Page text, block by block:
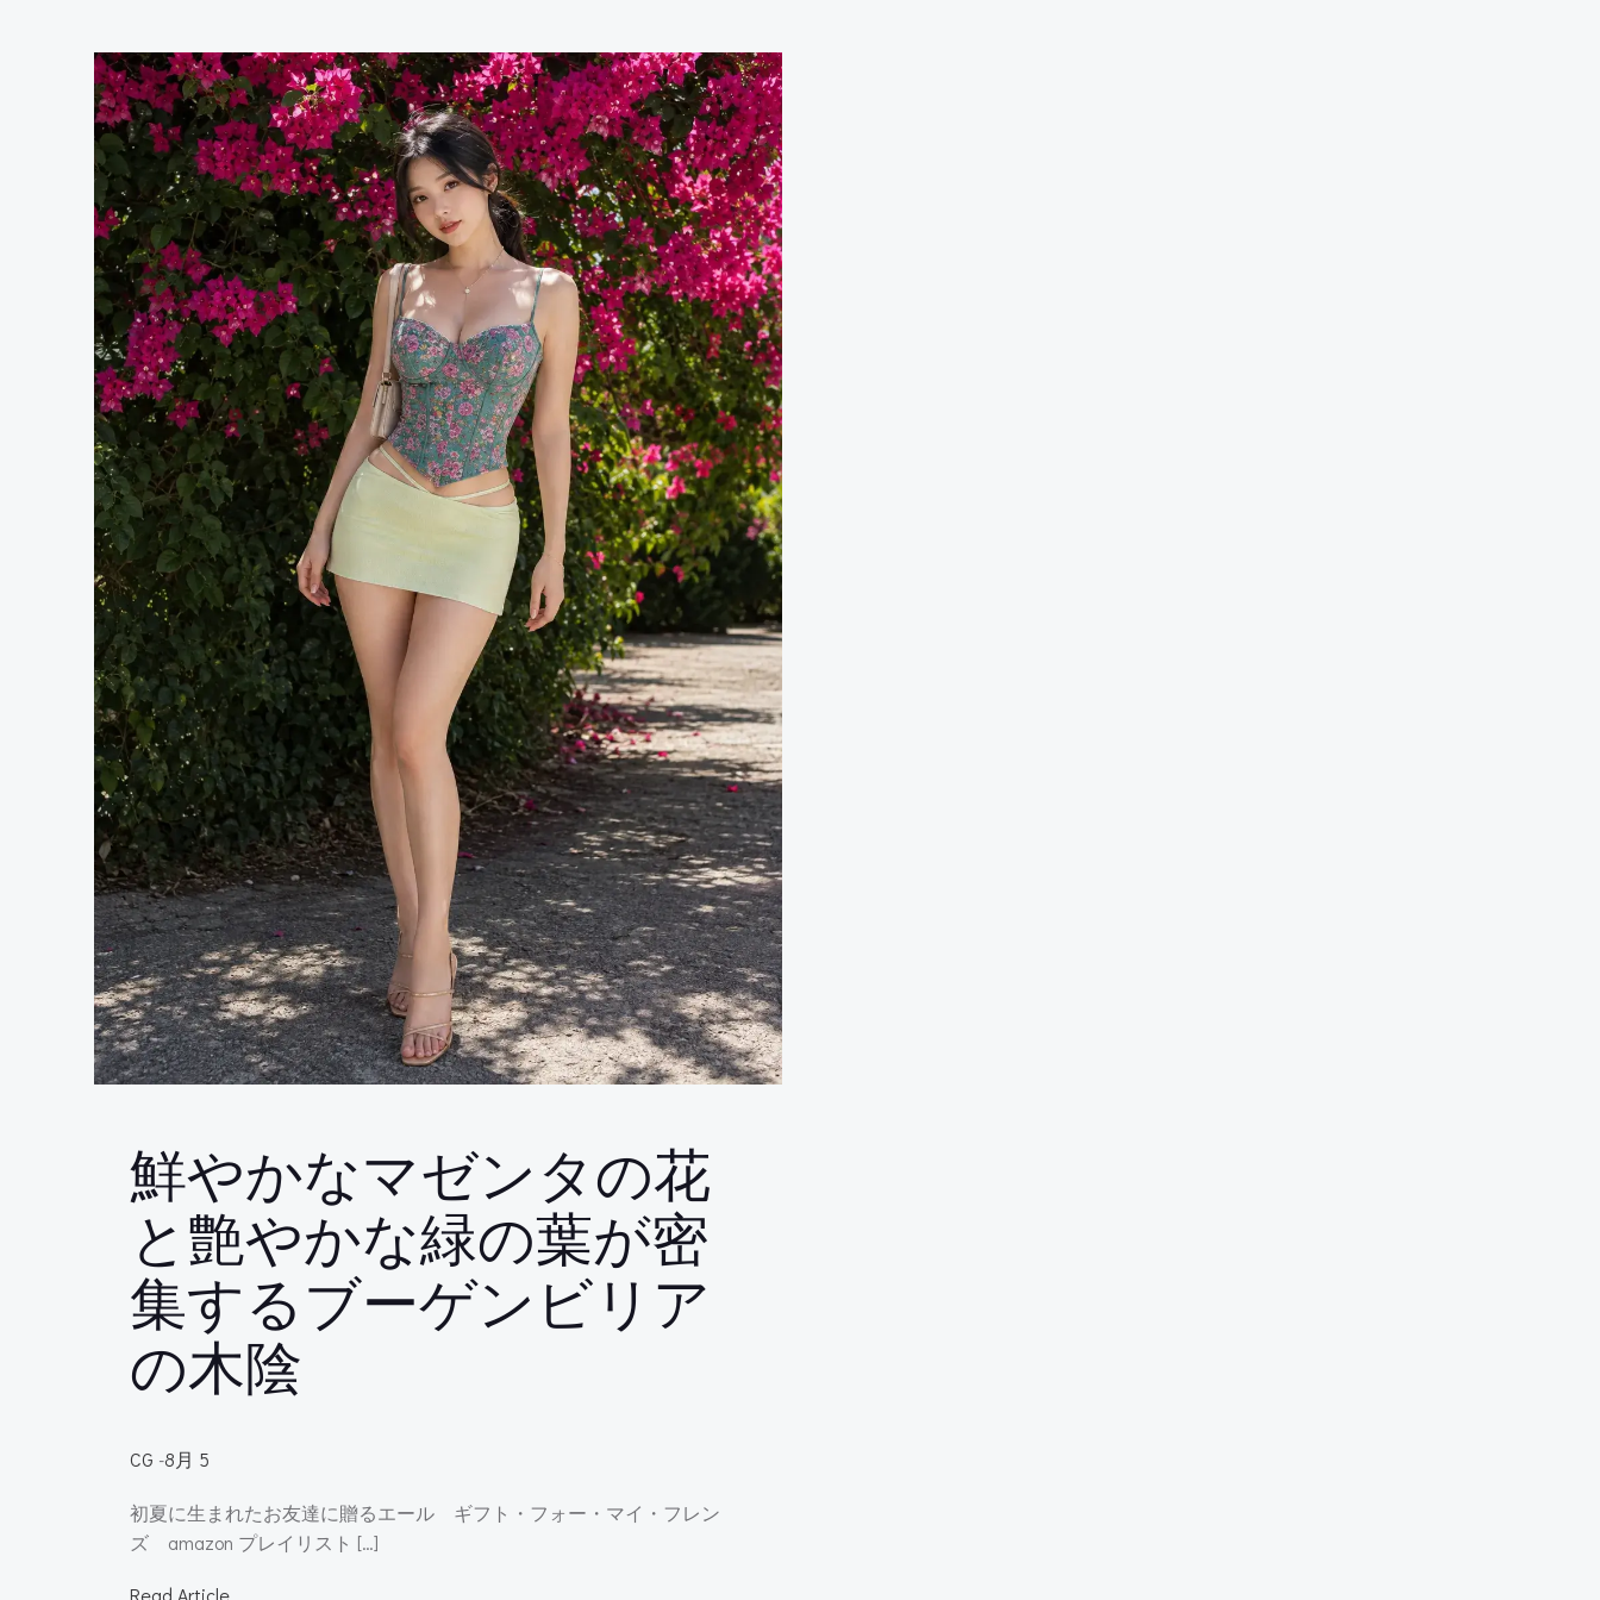
鮮やかなマゼンタの花
と艶やかな緑の葉が密
集するブーゲンビリア
の木陰
CG -8月 5
初夏に生まれたお友達に贈るエール ギフト・フォー・マイ・フレン
ズ amazon プレイリスト […]
Read Article